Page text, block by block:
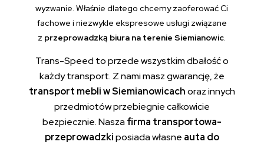
wyzwanie. Właśnie dlatego chcemy zaoferować Ci
fachowe i niezwykle ekspresowe usługi związane
z przeprowadzką biura na terenie Siemianowic.
Trans-Speed to przede wszystkim dbałość o
każdy transport. Z nami masz gwarancję, że
transport mebli w Siemianowicachoraz innych
przedmiotów przebiegnie całkowicie
bezpiecznie. Nasza firma transportowa-
przeprowadzkiposiada własne auta do